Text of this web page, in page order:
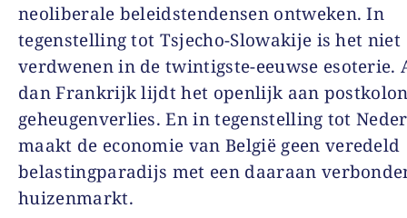
neoliberale beleidstendensen ontweken. In
tegenstelling tot Tsjecho-Slowakije is het niet
verdwenen in de twintigste-eeuwse esoterie.
dan Frankrijk lijdt het openlijk aan
geheugenverlies. En in tegenstelling tot
maakt de economie van België geen veredeld
belastingparadijs met een daaraan
huizenmarkt.